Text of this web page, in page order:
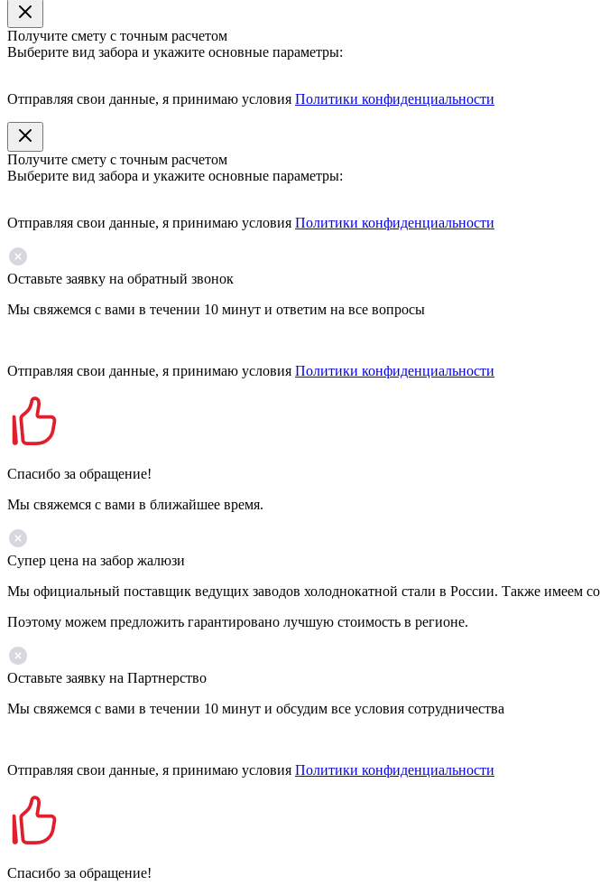
Получите смету с точным расчетом
Выберите вид забора и укажите основные параметры:
Отправляя свои данные, я принимаю условия Политики конфиденциальности
Получите смету с точным расчетом
Выберите вид забора и укажите основные параметры:
Отправляя свои данные, я принимаю условия Политики конфиденциальности
Оставьте заявку на обратный звонок
Мы свяжемся с вами в течении 10 минут и ответим на все вопросы
Отправляя свои данные, я принимаю условия Политики конфиденциальности
Спасибо за обращение!
Мы свяжемся с вами в ближайшее время.
Супер цена на забор жалюзи
Мы официальный поставщик ведущих заводов холоднокатной стали в России. Также имеем
Поэтому можем предложить гарантировано лучшую стоимость в регионе.
Оставьте заявку на Партнерство
Мы свяжемся с вами в течении 10 минут и обсудим все условия сотрудничества
Отправляя свои данные, я принимаю условия Политики конфиденциальности
Спасибо за обращение!